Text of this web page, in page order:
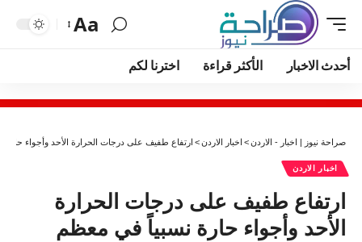
Aa
أحدث الاخبار الأكثر قراءة اخترنا لكم
صراحة نيوز | اخبار - الاردن> اخبار الاردن> ارتفاع طفيف على درجات الحرارة الأحد وأجواء
اخبار الاردن
ارتفاع طفيف على درجات الحرارة
الأحد وأجواء حارة نسبياً في معظم